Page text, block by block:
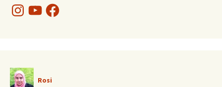
InstagramYouTubeFacebook
Rosi